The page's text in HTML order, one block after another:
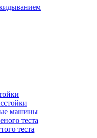
машины
теста
теста